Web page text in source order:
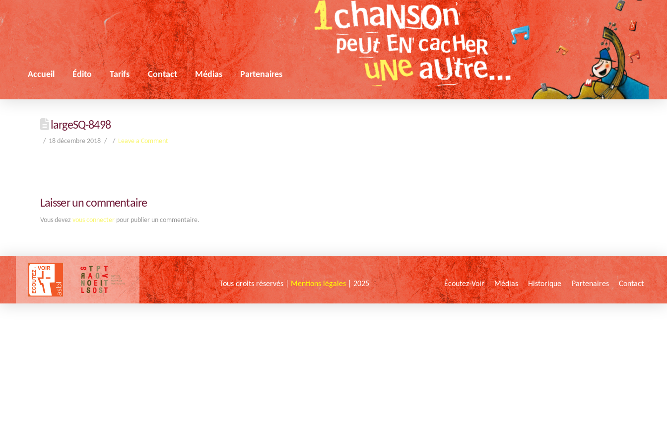
Accueil Édito Tarifs Contact Médias Partenaires
largeSQ-8498
18 décembre 2018 Leave a Comment
Laisser un commentaire
Vous devez vous connecterpour publier un commentaire.
Tous droits réservés | Mentions légales | 2025 Écoutez-Voir Médias Historique Partenaires Contact